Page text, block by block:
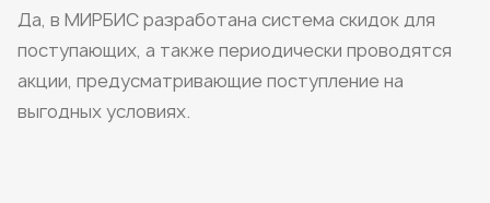
Да, в МИРБИС разработана система скидок для
поступающих, а также периодически проводятся
акции, предусматривающие поступление на
выгодных условиях.